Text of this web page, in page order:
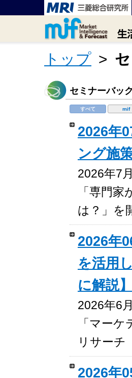
トップ >
セミナーバッ
すべて mif
2026年
ング施
2026年7
「専門
は？」を
2026年
を活用
に解説
2026年6
「マー
リサーチ
2026年